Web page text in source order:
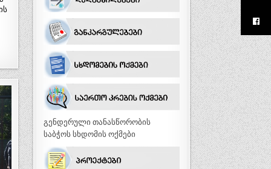
გენდერული თანასწორობის
საბჭოს სხდომის ოქმები